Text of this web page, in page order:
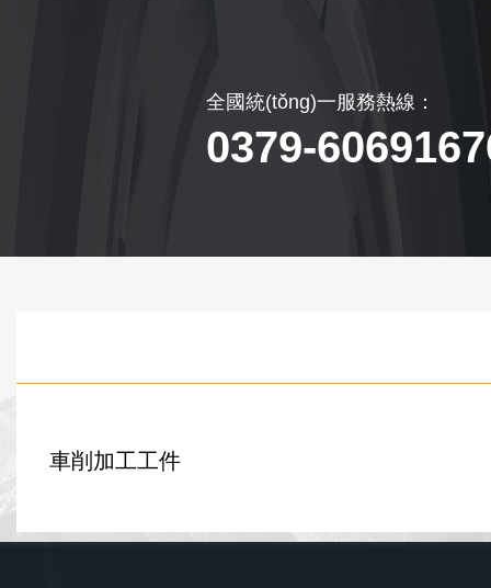
全國統(tǒng)一服務熱線：
0379-
車削加工工件